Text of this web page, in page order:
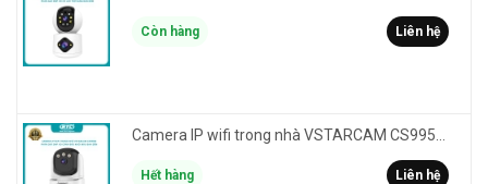
Còn hàng Liên hệ
Hết hàng Liên hệ